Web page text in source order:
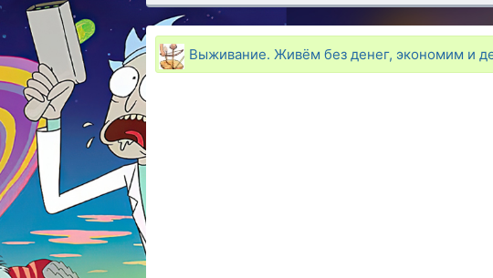
Выживание. Живём без денег, экономим и